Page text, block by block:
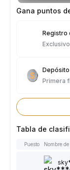
Gana puntos
Registro
Depósito
Primera
Tabla de
Puesto Nombre